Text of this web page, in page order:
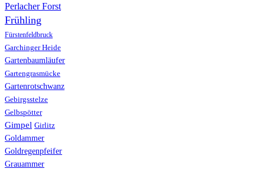
Perlacher Forst
Frühling
Fürstenfeldbruck
Garchinger Heide
Gartenbaumläufer
Gartengrasmücke
Gartenrotschwanz
Gebirgsstelze
Gelbspötter
Gimpel Girlitz
Goldammer
Goldregenpfeifer
Grauammer